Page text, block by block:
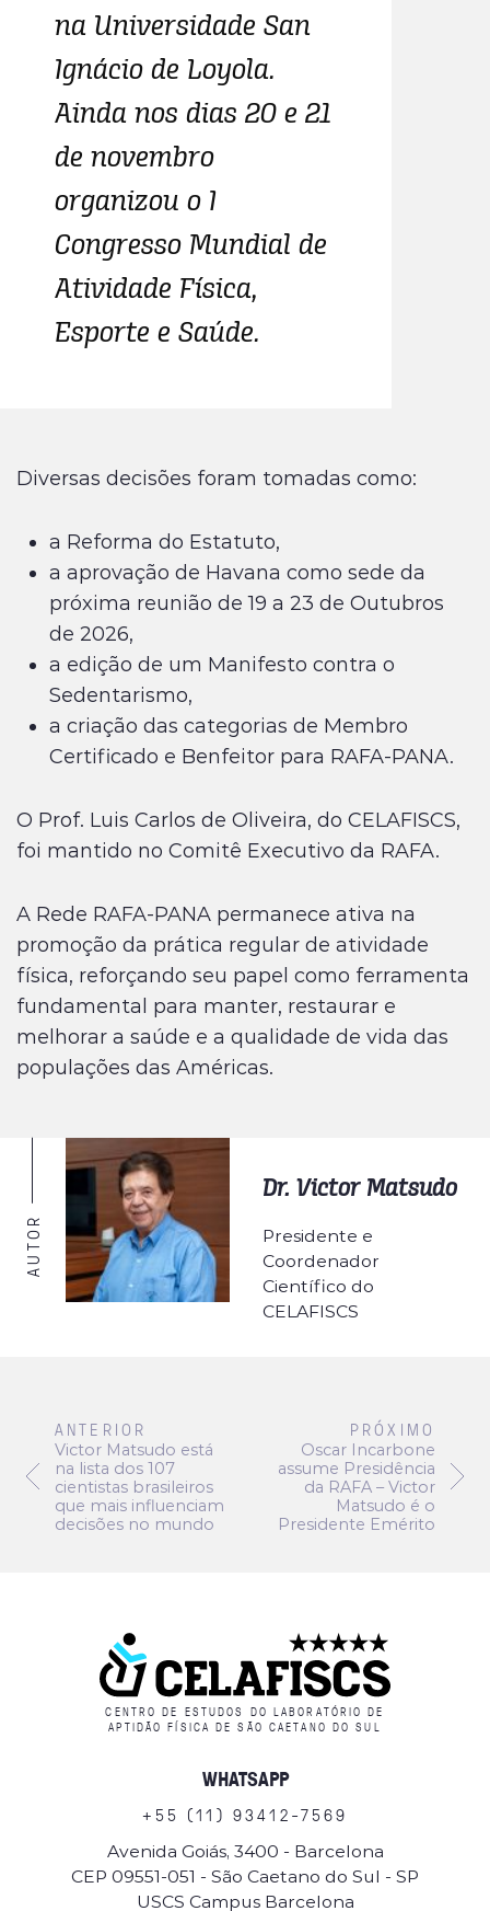
na Universidade San
Ignácio de Loyola.
Ainda nos dias 20 e 21
de novembro
organizou o I
Congresso Mundial de
Atividade Física,
Esporte e Saúde.
Diversas decisões foram tomadas como:
a Reforma do Estatuto,
a aprovação de Havana como sede da
próxima reunião de 19 a 23 de Outubros
de 2026,
a edição de um Manifesto contra o
Sedentarismo,
a criação das categorias de Membro
Certificado e Benfeitor para RAFA-PANA.
O Prof. Luis Carlos de Oliveira, do CELAFISCS,
foi mantido no Comitê Executivo da RAFA.
A Rede RAFA-PANA permanece ativa na
promoção da prática regular de atividade
física, reforçando seu papel como ferramenta
fundamental para manter, restaurar e
melhorar a saúde e a qualidade de vida das
populações das Américas.
AUTOR
Dr. Victor Matsudo
Presidente e
Coordenador
Científico do
CELAFISCS
ANTERIOR
Victor Matsudo está
na lista dos 107
cientistas brasileiros
que mais influenciam
decisões no mundo
PRÓXIMO
Oscar Incarbone
assume Presidência
da RAFA – Victor
Matsudo é o
Presidente Emérito
CENTRO DE ESTUDOS DO LABORATÓRIO DE
APTIDÃO FÍSICA DE SÃO CAETANO DO SUL
WHATSAPP
+55 (11 ) 9341 2-7569
Avenida Goiás, 3400 - Barcelona
CEP 09551-051 - São Caetano do Sul - SP
USCS Campus Barcelona